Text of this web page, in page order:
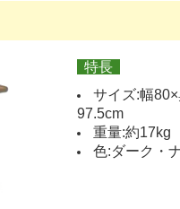
特長
サイズ:幅
97.5cm
重量:約17kg
色:ダーク・